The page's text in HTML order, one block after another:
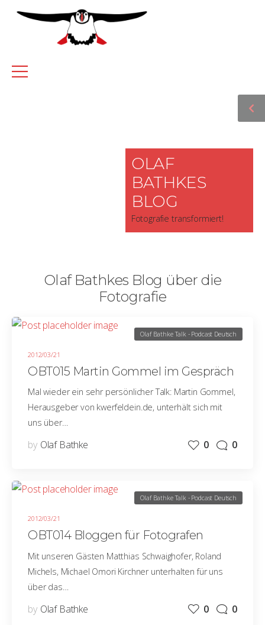
OLAF
BATHKES
BLOG
Fotografie transformiert!
Olaf Bathkes Blog über die
Fotografie
2012/03/21
Olaf Bathke Talk - Podcast Deutsch
OBT015 Martin Gommel im Gespräch
Mal wieder ein sehr persönlicher Talk: Martin Gommel,
Herausgeber von kwerfeldein.de, unterhält sich mit
uns über…
by Olaf Bathke 0 0
2012/03/21
Olaf Bathke Talk - Podcast Deutsch
OBT014 Bloggen für Fotografen
Mit unseren Gästen Matthias Schwaighofer, Roland
Michels, Michael Omori Kirchner unterhalten für uns
über das…
by Olaf Bathke 0 0